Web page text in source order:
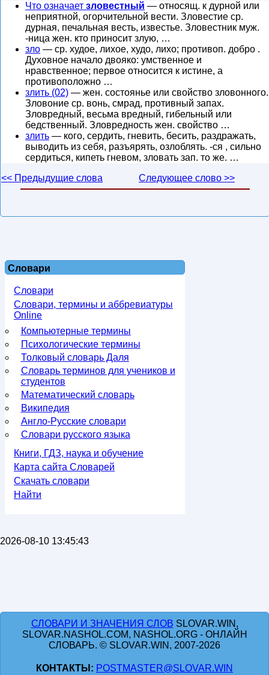
Что означает зловестный — относящ. к дурной или
неприятной, огорчительной вести. Зловестие ср.
дурная, печальная весть, известье. Зловестник муж.
-ница жен. кто приносит злую, …
зло — ср. худое, лихое, худо, лихо; противоп. добро .
Духовное начало двояко: умственное и
нравственное; первое относится к истине, а
противоположно …
злить (02) — жен. состоянье или свойство зловонного.
Зловоние ср. вонь, смрад, противный запах.
Зловредный, весьма вредный, гибельный или
бедственный. Зловредность жен. свойство …
злить — кого, сердить, гневить, бесить, раздражать,
выводить из себя, разъярять, озлоблять. -ся , сильно
сердиться, кипеть гневом, зловать зап. то же. …
<< Предыдущие слова
Следующее слово >>
Словари
Словари
Словари, термины и аббревиатуры
Online
Компьютерные термины
Психологические термины
Толковый словарь Даля
Словарь терминов для учеников и
студентов
Математический словарь
Википедия
Англо-Русские словари
Словари русского языка
Книги, ГДЗ, наука и обучение
Карта сайта Словарей
Скачать словари
Найти
2026-08-10 13:45:43
СЛОВАРИ И ЗНАЧЕНИЯ СЛОВ SLOVAR.WIN,
SLOVAR.NASHOL.COM, NASHOL.ORG - ОНЛАЙН
СЛОВАРЬ. © SLOVAR.WIN, 2007-2026
КОНТАКТЫ: POSTMASTER@SLOVAR.WIN